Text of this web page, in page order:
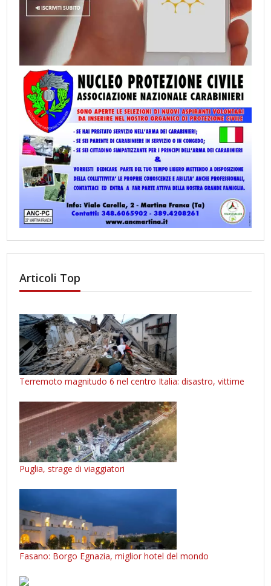
Articoli Top
Terremoto magnitudo 6 nel centro Italia: disastro, vittime
Puglia, strage di viaggiatori
Fasano: Borgo Egnazia, miglior hotel del mondo